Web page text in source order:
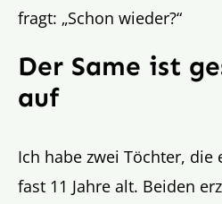
fragt: „Schon wieder?“
Der Same ist
auf
Ich habe zwei Töchter, die
fast 11 Jahre alt. Beiden